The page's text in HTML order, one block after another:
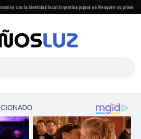
con la identidad local·Argentina jugará en Neuquén su primera